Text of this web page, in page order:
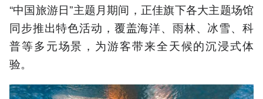
“中国旅游日”主题月期间，正佳旗下各大主题场馆
同步推出特色活动，覆盖海洋、雨林、冰雪、科
普等多元场景，为游客带来全天候的沉浸式体
验。